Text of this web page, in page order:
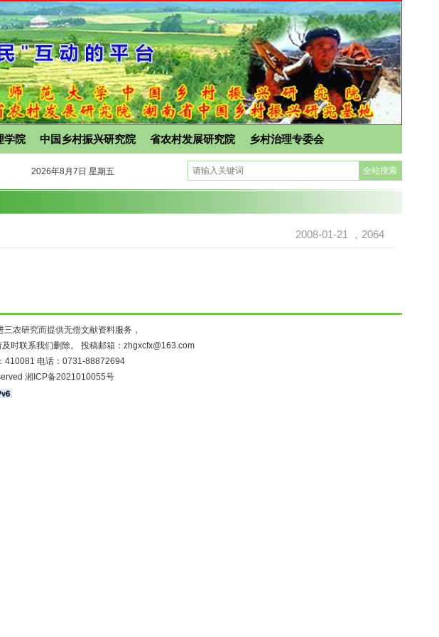
学院 中国乡村振兴研究院 省农村发展研究院 乡村治理专委会
2026年8月7日 星期五
2008-01-21 ，2064
农研究而提供无偿文献资料服务，
时联系我们删除。 投稿邮箱： zhgxcfx@163.com
410081 电话：0731-88872694
湘ICP备2021010055号